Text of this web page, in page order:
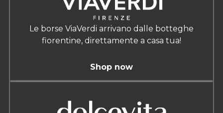
Le borse ViaVerdi arrivano dalle botteghe
fiorentine, direttamente a casa tua!
Shop now